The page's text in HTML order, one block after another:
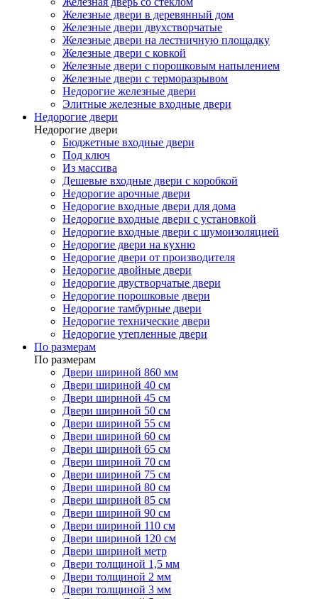
Железные двери в деревянный дом
Железные двери двухстворчатые
Железные двери на лестничную площадку
Железные двери с ковкой
Железные двери с порошковым напылением
Железные двери с терморазрывом
Недорогие железные двери
Элитные железные входные двери
Недорогие двери
Недорогие двери
Бюджетные входные двери
Под ключ
Из массива
Дешевые входные двери с коробкой
Недорогие арочные двери
Недорогие входные двери для дома
Недорогие входные двери с установкой
Недорогие входные двери с шумоизоляцией
Недорогие двери на кухню
Недорогие двери от производителя
Недорогие двойные двери
Недорогие двустворчатые двери
Недорогие порошковые двери
Недорогие тамбурные двери
Недорогие технические двери
Недорогие утепленные двери
По размерам
По размерам
Двери шириной 860 мм
Двери шириной 40 см
Двери шириной 45 см
Двери шириной 50 см
Двери шириной 55 см
Двери шириной 60 см
Двери шириной 65 см
Двери шириной 70 см
Двери шириной 75 см
Двери шириной 80 см
Двери шириной 85 см
Двери шириной 90 см
Двери шириной 110 см
Двери шириной 120 см
Двери шириной метр
Двери толщиной 1,5 мм
Двери толщиной 2 мм
Двери толщиной 3 мм